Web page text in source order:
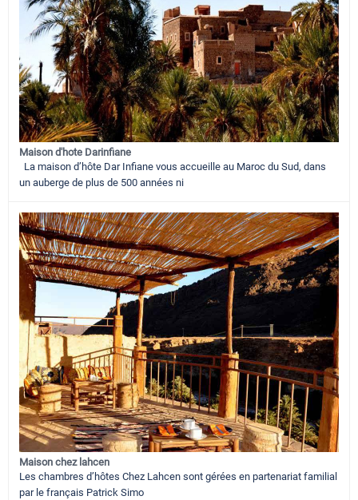
Maison d'hote Darinfiane
La maison d’hôte Dar Infiane vous accueille au Maroc du Sud, dans
un auberge de plus de 500 années ni
Maison chez lahcen
Les chambres d’hôtes Chez Lahcen sont gérées en partenariat familial
par le français Patrick Simo